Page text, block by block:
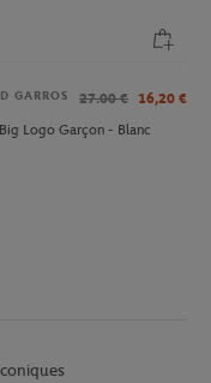
GARROS 27.00 € 16,20 €
Logo Garçon - Blanc